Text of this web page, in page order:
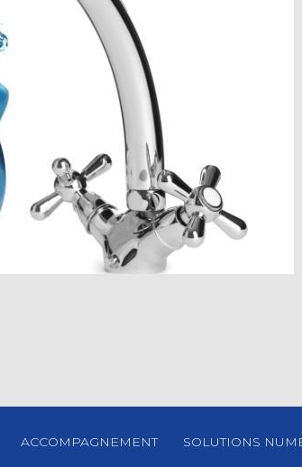
ACCOMPAGNEMENT SOLUTIONS